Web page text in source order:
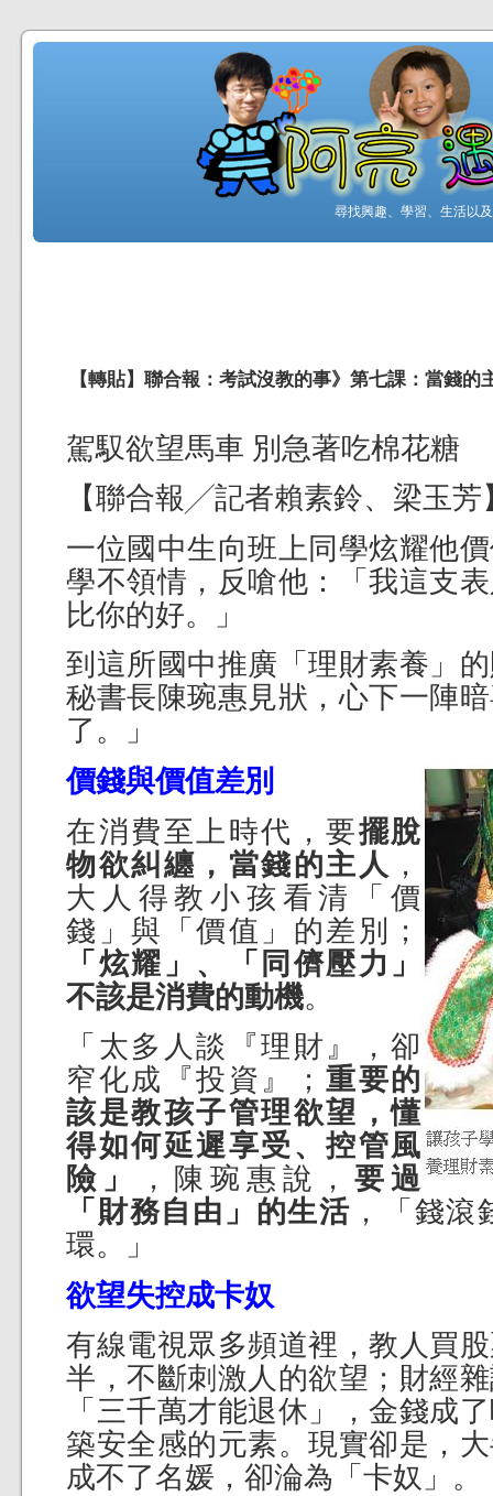
尋找興趣、學習、生活以
【轉貼】聯合報：考試沒教的事》第七課：當錢的
駕馭欲望馬車 別急著吃棉花糖
【聯合報╱記者賴素鈴、梁玉芳
一位國中生向班上同學炫耀他
學不領情，反嗆他：「我這支
比你的好。」
到這所國中推廣「理財素養」
秘書長陳琬惠見狀，心下一陣
了。」
價錢與價值差別
在消費至上時代，要擺脫
物欲糾纏，當錢的主人 ，
大人得教小孩看清「價
錢」與「價值」的差別；
「炫耀」、「同儕壓力」
不該是消費的動機。
「太多人談『理財』，卻
窄化成『投資』； 重要的
該是教孩子管理欲望，懂
得如何延遲享受、控管風
險」
，陳琬惠說，要過
「財務自由」的生活 ，「錢
環。」
欲望失控成卡奴
有線電視眾多頻道裡，教人買
半，不斷刺激人的欲望；財經
「三千萬才能退休」，金錢成
築安全感的元素。現實卻是，
成不了名媛，卻淪為「卡奴」。